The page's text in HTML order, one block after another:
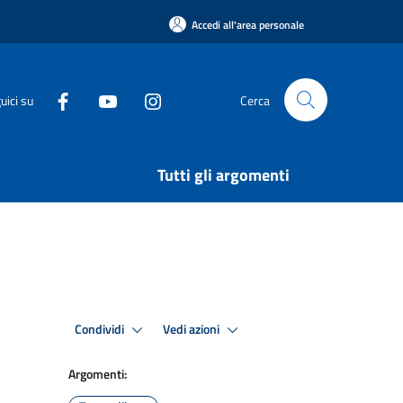
Accedi all'area personale
su Cerca
Tutti gli argomenti
Condividi Vedi azioni
Argomenti: